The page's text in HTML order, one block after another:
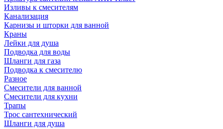
Изливы к смесителям
Канализация
Карнизы и шторки для ванной
Краны
Лейки для душа
Подводка для воды
Шланги для газа
Подводка к смесителю
Разное
Смесители для ванной
Смесители для кухни
Трапы
Трос сантехнический
Шланги для душа